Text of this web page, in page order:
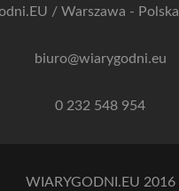
/ Warszawa - Polska
biuro@wiarygodni.eu
0 232 548 954
WIARYGODNI.EU 2016